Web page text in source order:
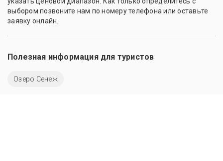
выбором позвоните нам по номеру телефона или оставьте
заявку онлайн.
Полезная информация для туристов
Озеро Сенеж